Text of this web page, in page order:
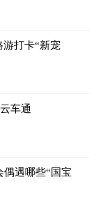
游打卡“新宠
盐城推“云车通
遇哪些“国宝